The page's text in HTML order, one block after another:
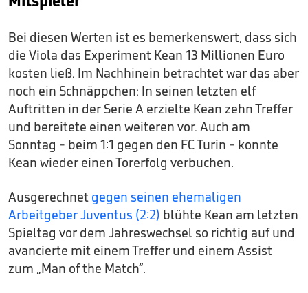
Bei diesen Werten ist es bemerkenswert, dass sich
die Viola das Experiment Kean 13 Millionen Euro
kosten ließ. Im Nachhinein betrachtet war das aber
noch ein Schnäppchen: In seinen letzten elf
Auftritten in der Serie A erzielte Kean zehn Treffer
und bereitete einen weiteren vor. Auch am
Sonntag - beim 1:1 gegen den FC Turin - konnte
Kean wieder einen Torerfolg verbuchen.
Ausgerechnet gegen seinen ehemaligen
Arbeitgeber Juventus (2:2) blühte Kean am letzten
Spieltag vor dem Jahreswechsel so richtig auf und
avancierte mit einem Treffer und einem Assist
zum „Man of the Match“.